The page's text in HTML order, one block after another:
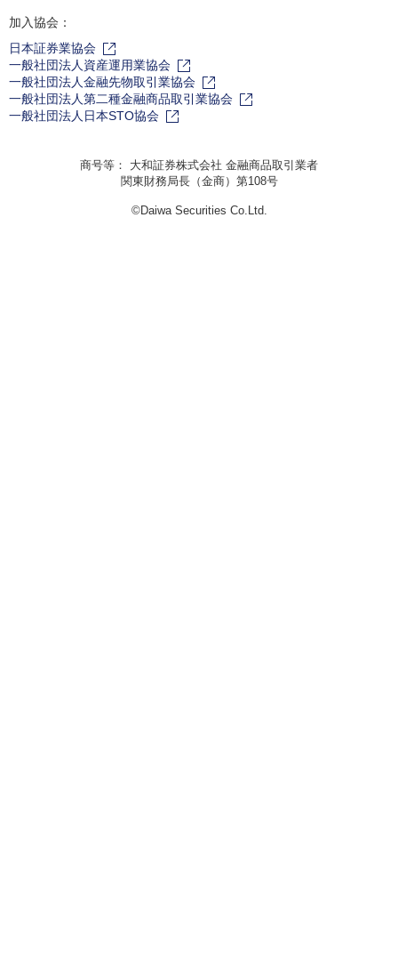
加入協会：
日本証券業協会
一般社団法人資産運用業協会
一般社団法人金融先物取引業協会
一般社団法人第二種金融商品取引業協会
一般社団法人日本STO協会
商号等： 大和証券株式会社 金融商品取引業者
関東財務局長（金商）第108号
©Daiwa Securities Co.Ltd.